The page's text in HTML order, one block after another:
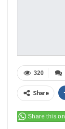
320
Share
Share this